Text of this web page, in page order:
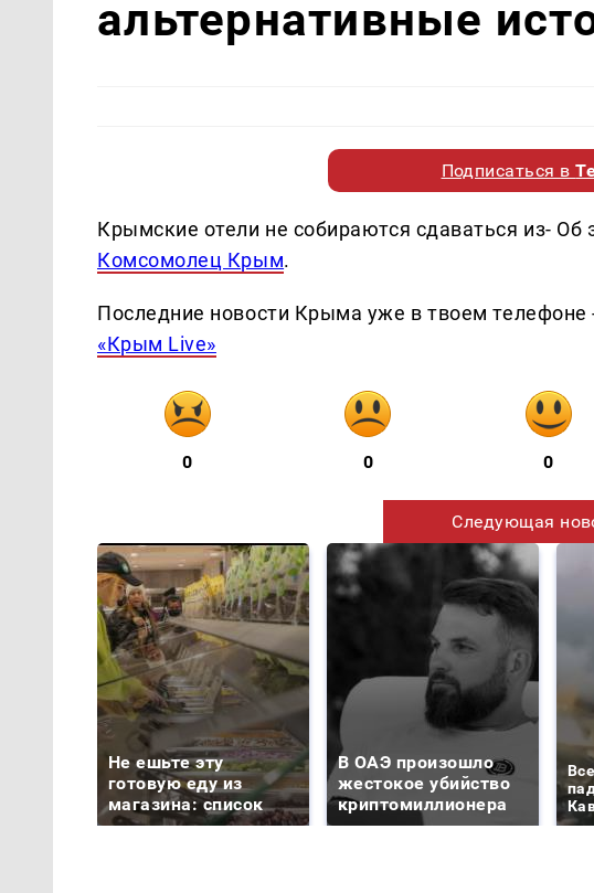
альтернативные
Подписаться в
Крымские отели не собираются сдаваться из- Об
Комсомолец Крым.
Последние новости Крыма уже в твоем
«Крым Live»
0 0 0
Следующая
Не ешьте эту
готовую еду из
магазина: список
В ОАЭ произошло
жестокое убийство
криптомиллионера